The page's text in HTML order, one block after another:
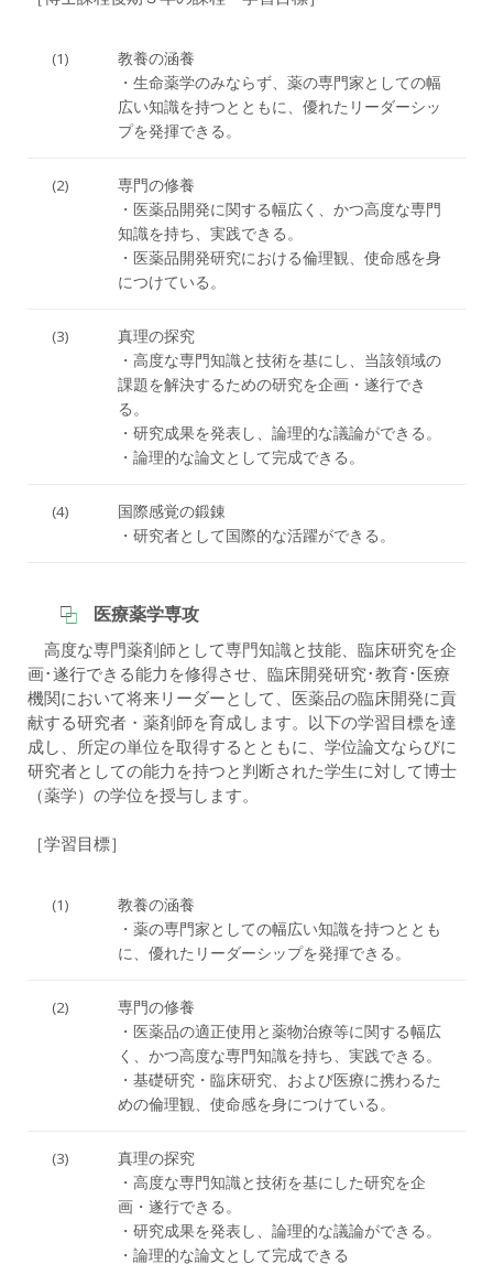
(1)
教養の涵養
・生命薬学のみならず、薬の専門家としての幅
広い知識を持つとともに、優れたリーダーシッ
プを発揮できる。
(2)
専門の修養
・医薬品開発に関する幅広く、かつ高度な専門
知識を持ち、実践できる。
・医薬品開発研究における倫理観、使命感を身
につけている。
(3)
真理の探究
・高度な専門知識と技術を基にし、当該領域の
課題を解決するための研究を企画・遂行でき
る。
・研究成果を発表し、論理的な議論ができる。
・論理的な論文として完成できる。
(4)
国際感覚の鍛錬
・研究者として国際的な活躍ができる。
医療薬学専攻
高度な専門薬剤師として専門知識と技能、臨床研究を企
画･遂行できる能力を修得させ、臨床開発研究･教育･医療
機関において将来リーダーとして、医薬品の臨床開発に貢
献する研究者・薬剤師を育成します。以下の学習目標を達
成し、所定の単位を取得するとともに、学位論文ならびに
研究者としての能力を持つと判断された学生に対して博士
（薬学）の学位を授与します。
［学習目標］
(1)
教養の涵養
・薬の専門家としての幅広い知識を持つととも
に、優れたリーダーシップを発揮できる。
(2)
専門の修養
・医薬品の適正使用と薬物治療等に関する幅広
く、かつ高度な専門知識を持ち、実践できる。
・基礎研究・臨床研究、および医療に携わるた
めの倫理観、使命感を身につけている。
(3)
真理の探究
・高度な専門知識と技術を基にした研究を企
画・遂行できる。
・研究成果を発表し、論理的な議論ができる。
・論理的な論文として完成できる